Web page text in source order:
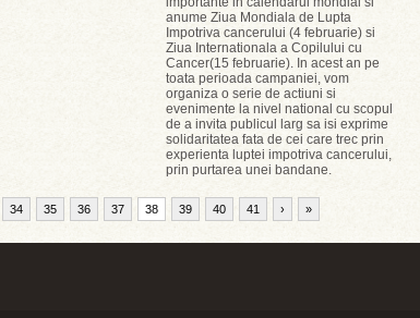
anume Ziua Mondiala de Lupta
Impotriva cancerului (4 februarie) si
Ziua Internationala a Copilului cu
Cancer(15 februarie). In acest an pe
toata perioada campaniei, vom
organiza o serie de actiuni si
evenimente la nivel national cu scopul
de a invita publicul larg sa isi exprime
solidaritatea fata de cei care trec prin
experienta luptei impotriva cancerului,
prin purtarea unei bandane.
34 35 36 37 38 39 40 41 › »